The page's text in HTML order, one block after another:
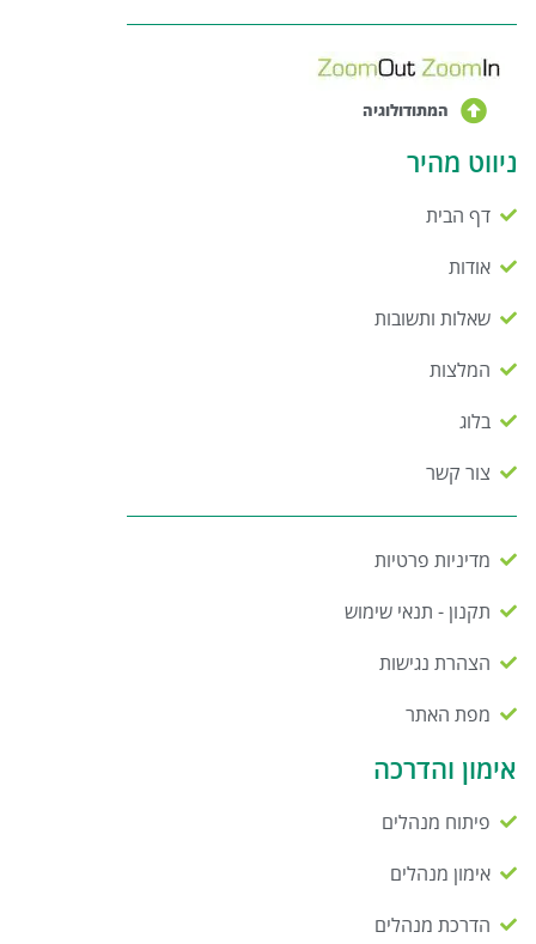
המתודולוגיה
ניווט מהיר
דף הבית
אודות
שאלות ותשובות
המלצות
בלוג
צור קשר
מדיניות פרטיות
תקנון - תנאי שימוש
הצהרת נגישות
מפת האתר
אימון והדרכה
פיתוח מנהלים
אימון מנהלים
הדרכת מנהלים